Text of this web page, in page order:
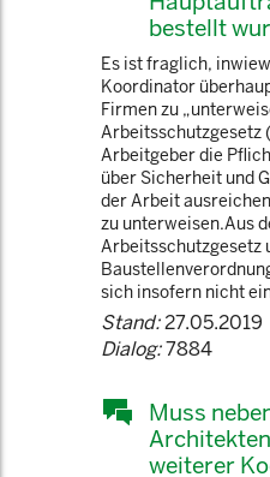
bestellt
Es ist fraglich,
Koordinator
Firmen zu
Arbeitsschutzgesetz
Arbeitgeber die
über Sicherheit und
der Arbeit
zu unterweisen.Aus
Arbeitsschutzgesetz
sich insofern nicht
Stand:27.05.2019
Dialog:7884
Muss
weiterer